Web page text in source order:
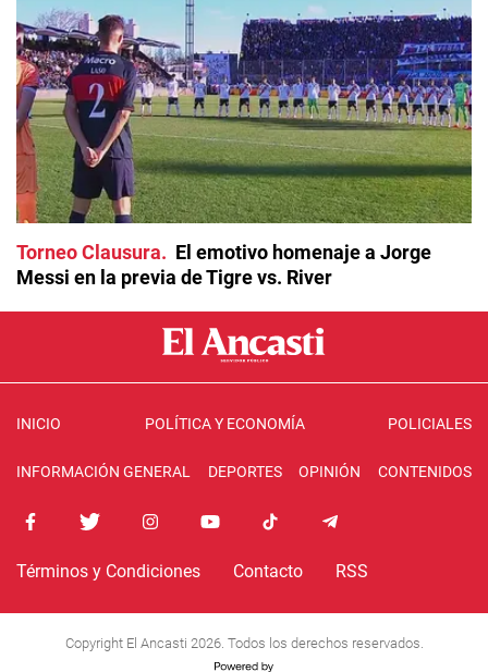
Torneo Clausura
El emotivo homenaje a Jorge
Messi en la previa de Tigre vs. River
INICIO POLÍTICA Y ECONOMÍA POLICIALES
INFORMACIÓN GENERAL DEPORTES OPINIÓN CONTENIDOS
Términos y Condiciones Contacto RSS
Copyright El Ancasti 2026. Todos los derechos reservados.